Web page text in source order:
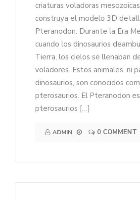
criaturas voladoras
construya el modelo 3D
Pteranodon. Durante la Era
cuando los dinosaurios
Tierra, los cielos se llenaban
voladores. Estos animales, ni
dinosaurios, son conocidos
pterosaurios. El Pteranodon
pterosaurios […]
ADMIN 0 COMMENT